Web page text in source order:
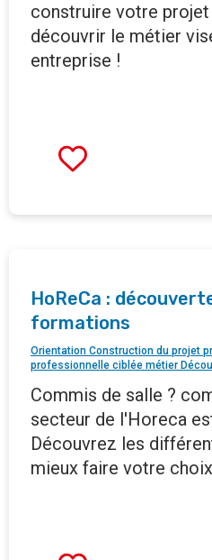
construire votre
découvrir le métier
entreprise !
HoReCa :
formations
Orientation Construction du projet
professionnelle ciblée métier
Commis de salle ?
secteur de l'Horeca
Découvrez les
mieux faire votre